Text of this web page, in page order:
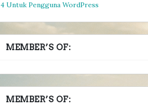
4 Untuk Pengguna WordPress
MEMBER’S OF:
MEMBER’S OF: